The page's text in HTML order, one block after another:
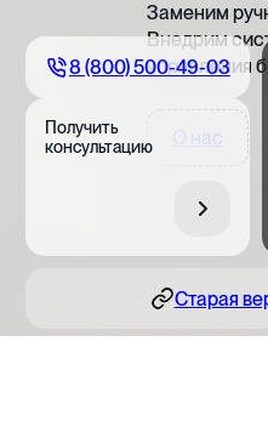
8 (800) 500-49-03
Получить
консультацию
Старая
Заменим
Внедрим
управления
О нас